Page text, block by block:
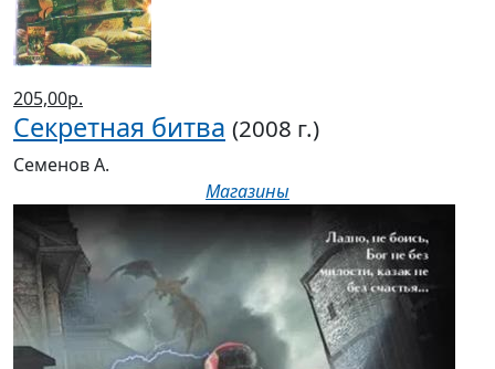
205,00р.
Секретная битва (2008 г.)
Семенов А.
Магазины